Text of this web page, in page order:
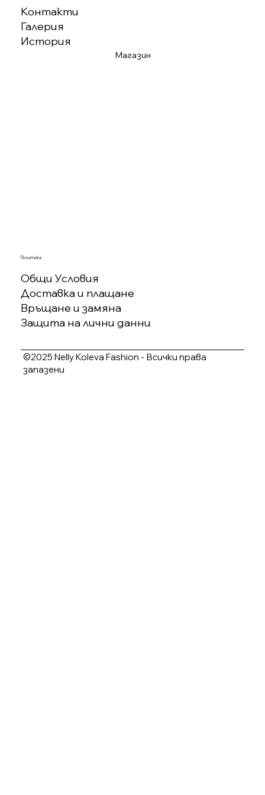
Контакти
Галерия
История
Магазин
Политика
Общи Условия
Доставка и плащане
Връщане и замяна
Защита на лични данни
©2025 Nelly Koleva Fashion - Всички права
запазени